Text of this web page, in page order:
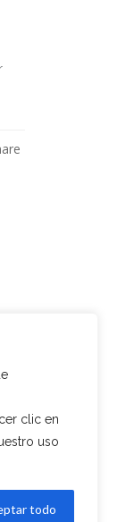
clic en
uso
todo